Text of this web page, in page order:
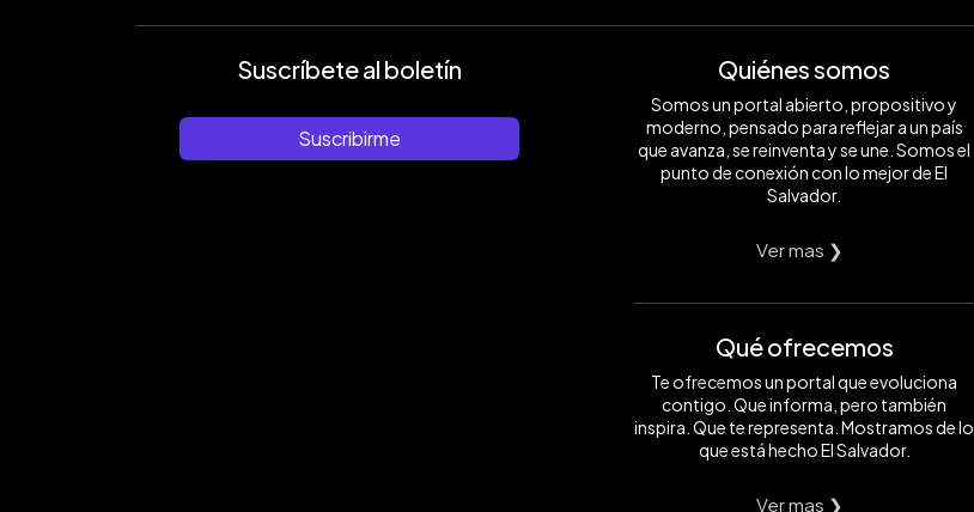
Suscríbete al boletín
Suscribirme
Quiénes somos
Somos un portal abierto, propositivo y
moderno, pensado para reflejar a un país
que avanza, se reinventa y se une. Somos el
punto de conexión con lo mejor de El
Salvador.
Ver mas ❯
Qué ofrecemos
Te ofrecemos un portal que evoluciona
contigo. Que informa, pero también
inspira. Que te representa. Mostramos de lo
que está hecho El Salvador.
Ver mas ❯